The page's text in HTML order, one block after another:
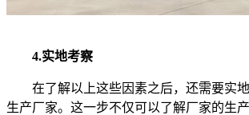
4.实地考察
在了解以上这些因素之后，还需要实地
生产厂家。这一步不仅可以了解厂家的生